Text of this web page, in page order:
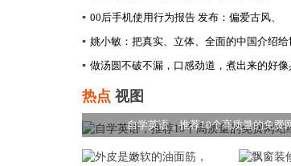
▪ 00后手机使用行为报告 发布：偏爱古风、
▪ 姚小敏：把真实、立体、全面的中国介绍给
▪ 做汤圆不破不漏，口感劲道，煮出来的好像
热点 视图
自学英语，推荐10个高质量的免费